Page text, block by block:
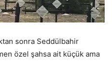
sonra Seddülbahir
özel şahsa ait küçük ama